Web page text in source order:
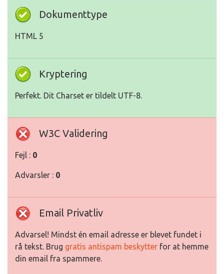
Dokumenttype
HTML 5
Kryptering
Perfekt. Dit Charset er tildelt UTF-8.
W3C Validering
Fejl : 0
Advarsler : 0
Email Privatliv
Advarsel! Mindst én email adresse er blevet fundet i
rå tekst. Brug gratis antispam beskytter for at hemme
din email fra spammere.